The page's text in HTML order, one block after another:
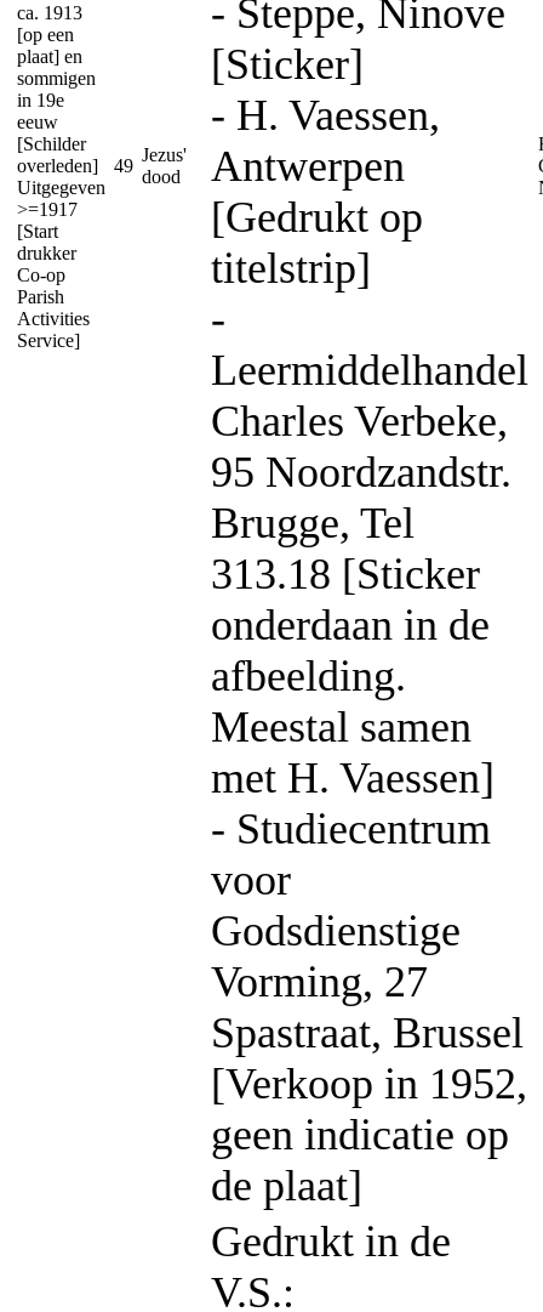
ca. 1913
[op een
plaat] en
sommigen
in 19e
eeuw
[Schilder
overleden]
Uitgegeven
>=1917
[Start
drukker
Co-op
Parish
Activities
Service]
49
Jezus'
dood
- Steppe, Ninove
[Sticker]
- H. Vaessen,
Antwerpen
[Gedrukt op
titelstrip]
-
Leermiddelhandel
Charles Verbeke,
95 Noordzandstr.
Brugge, Tel
313.18 [Sticker
onderdaan in de
afbeelding.
Meestal samen
met H. Vaessen]
- Studiecentrum
voor
Godsdienstige
Vorming, 27
Spastraat, Brussel
[Verkoop in 1952,
geen indicatie op
de plaat]
Gedrukt in de
V.S.: